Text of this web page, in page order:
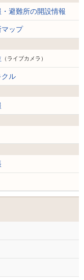
避難所の開設情報
ップ
（ライブカメラ）
クル